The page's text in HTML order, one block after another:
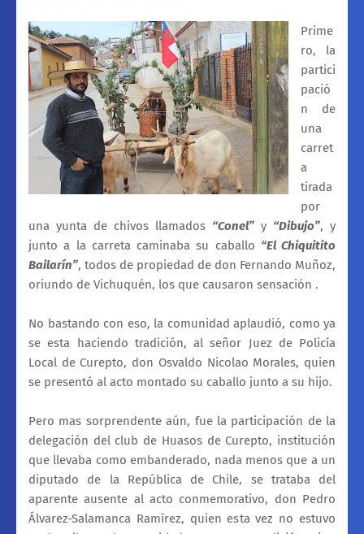
Prime
ro, la
partici
pació
n de
una
carret
a
tirada
por
una yunta de chivos llamados “Conel” y “Dibujo”, y
junto a la carreta caminaba su caballo “El Chiquitito
Bailarín”, todos de propiedad de don Fernando Muñoz,
oriundo de Vichuquén, los que causaron sensación .
No bastando con eso, la comunidad aplaudió, como ya
se esta haciendo tradición, al señor Juez de Policía
Local de Curepto, don Osvaldo Nicolao Morales, quien
se presentó al acto montado su caballo junto a su hijo.
Pero mas sorprendente aún, fue la participación de la
delegación del club de Huasos de Curepto, institución
que llevaba como embanderado, nada menos que a un
diputado de la Repúblicade Chile, se trataba del
aparente ausente al acto conmemorativo, don Pedro
Álvarez-Salamanca Ramírez, quien esta vez no estuvo